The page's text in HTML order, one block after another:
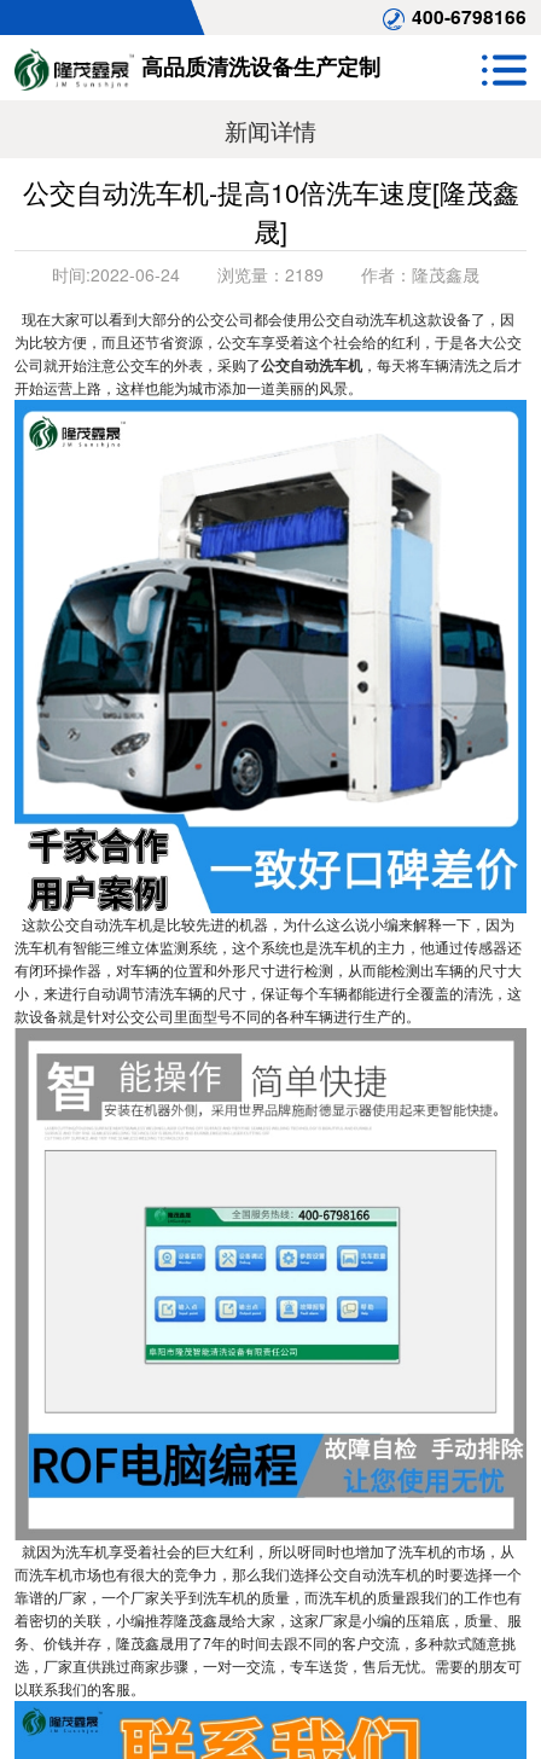
400-6798166
高品质清洗设备生产定制
新闻详情
公交自动洗车机-提高10倍洗车速度[隆茂鑫
晟]
时间:2022-06-24 浏览量： 2189 作者： 隆茂鑫晟
现在大家可以看到大部分的公交公司都会使用公交自动洗车机这款设备了，因
为比较方便，而且还节省资源，公交车享受着这个社会给的红利，于是各大公交
公司就开始注意公交车的外表，采购了公交自动洗车机，每天将车辆清洗之后才
开始运营上路，这样也能为城市添加一道美丽的风景。
这款公交自动洗车机是比较先进的机器，为什么这么说小编来解释一下，因为
洗车机有智能三维立体监测系统，这个系统也是洗车机的主力，他通过传感器还
有闭环操作器，对车辆的位置和外形尺寸进行检测，从而能检测出车辆的尺寸大
小，来进行自动调节清洗车辆的尺寸，保证每个车辆都能进行全覆盖的清洗，这
款设备就是针对公交公司里面型号不同的各种车辆进行生产的。
就因为洗车机享受着社会的巨大红利，所以呀同时也增加了洗车机的市场，从
而洗车机市场也有很大的竞争力，那么我们选择公交自动洗车机的时要选择一个
靠谱的厂家，一个厂家关乎到洗车机的质量，而洗车机的质量跟我们的工作也有
着密切的关联，小编推荐隆茂鑫晟给大家，这家厂家是小编的压箱底，质量、服
务、价钱并存，隆茂鑫晟用了7年的时间去跟不同的客户交流，多种款式随意挑
选，厂家直供跳过商家步骤，一对一交流，专车送货，售后无忧。需要的朋友可
以联系我们的客服。